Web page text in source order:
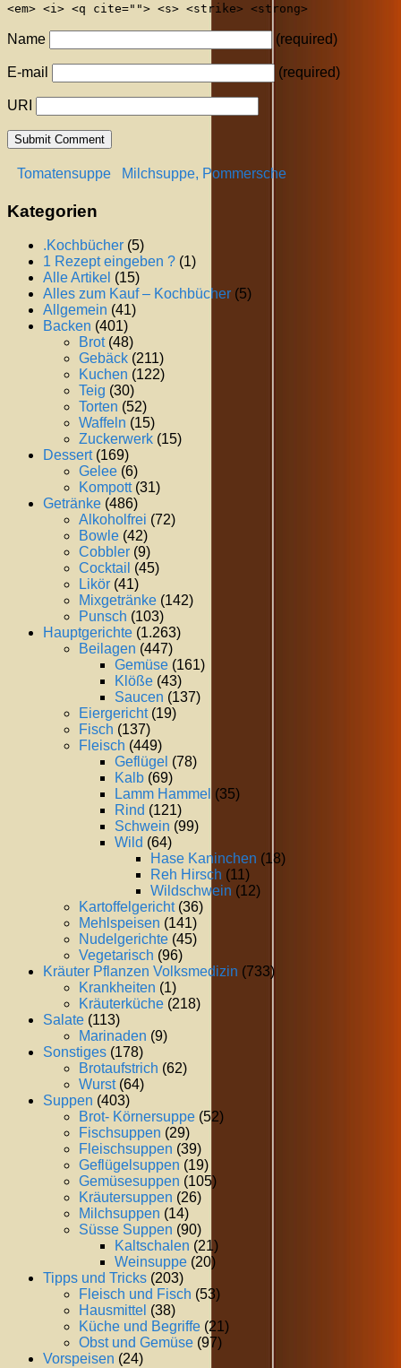
<em> <i> <q cite=""> <s> <strike> <strong>
Name (required)
E-mail (required)
URI
Tomatensuppe Milchsuppe, Pommersche
Kategorien
.Kochbücher (5)
1 Rezept eingeben ? (1)
Alle Artikel (15)
Alles zum Kauf – Kochbücher (5)
Allgemein (41)
Backen (401)
Brot(48)
Gebäck (211)
Kuchen (122)
Teig (30)
Torten (52)
Waffeln (15)
Zuckerwerk (15)
Dessert(169)
Gelee (6)
Kompott(31)
Getränke (486)
Alkoholfrei (72)
Bowle (42)
Cobbler (9)
Cocktail (45)
Likör (41)
Mixgetränke (142)
Punsch (103)
Hauptgerichte (1.263)
Beilagen (447)
Gemüse (161)
Klöße (43)
Saucen (137)
Eiergericht(19)
Fisch (137)
Fleisch (449)
Geflügel (78)
Kalb (69)
Lamm Hammel (35)
Rind (121)
Schwein (99)
Wild (64)
Hase Kaninchen (18)
Reh Hirsch (11)
Wildschwein (12)
Kartoffelgericht(36)
Mehlspeisen (141)
Nudelgerichte (45)
Vegetarisch (96)
Kräuter Pflanzen Volksmedizin (733)
Krankheiten (1)
Kräuterküche (218)
Salate (113)
Marinaden (9)
Sonstiges (178)
Brotaufstrich (62)
Wurst(64)
Suppen (403)
Brot- Körnersuppe (52)
Fischsuppen (29)
Fleischsuppen (39)
Geflügelsuppen (19)
Gemüsesuppen (105)
Kräutersuppen (26)
Milchsuppen (14)
Süsse Suppen (90)
Kaltschalen (21)
Weinsuppe (20)
Tipps und Tricks (203)
Fleisch und Fisch (53)
Hausmittel (38)
Küche und Begriffe (21)
Obst und Gemüse (97)
Vorspeisen (24)